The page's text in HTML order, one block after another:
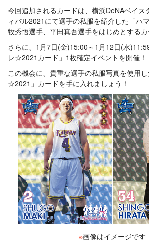
今回追加されるカードは、横浜DeNAベイス
ィバル2021にて選手の私服を紹介した「ハ
牧秀悟選手、平田真吾選手をはじめとするカ
さらに、1月7日(金)15:00～1月12日(水
レ☆2021カード」1枚確定イベントを開催！
この機会に、貴重な選手の私服写真を使用
☆2021」カードを手に入れましょう！
※画像はイメージです